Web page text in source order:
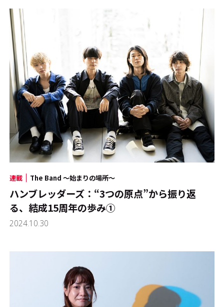
連載 The Band ～始まりの場所～
ハンブレッダーズ：“3つの原点”から振り返
る、結成15周年の歩み①
2024.10.30